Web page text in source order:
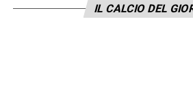
dell’Inter: queste le
IL CALCIO DEL